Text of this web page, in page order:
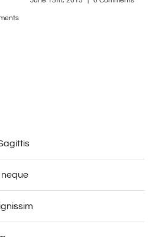
neque